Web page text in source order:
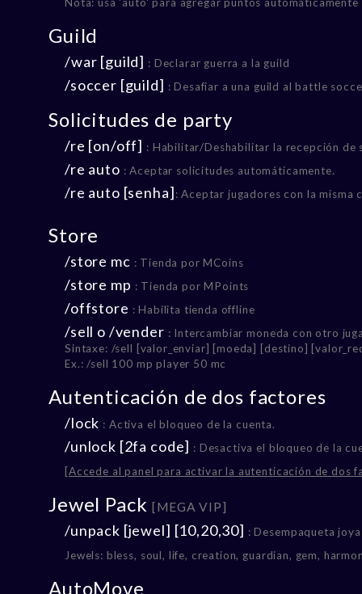
Nota: usa 'auto' para agregar puntos
Guild
/war [guild] : Declarar guerra a la guild
/soccer [guild] : Desafiar a una guild al battle
Solicitudes de party
/re [on/off] : Habilitar/Deshabilitar la recepción de
/re auto : Aceptar solicitudes automáticamente.
/re auto [senha]: Aceptar jugadores con la misma
Store
/store mc : Tienda por MCoins
/store mp : Tienda por MPoints
/offstore : Habilita tienda offline
/sell o /vender : Intercambiar moneda con otro
Sintaxe: /sell [valor_enviar] [moeda] [destino]
Ex.: /sell 100 mp player 50 mc
Autenticación de dos factores
/lock : Activa el bloqueo de la cuenta.
/unlock [2fa code] : Desactiva el bloqueo de la
[Accede al panel para activar la autenticación de dos
Jewel Pack[MEGA VIP]
/unpack [jewel] [10,20,30] : Desempaqueta
Jewels: bless, soul, life, creation, guardian, gem,
AutoMove